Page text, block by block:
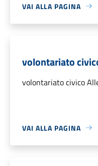
VAI ALLA PAGINA
volontariato
volontariato civico
VAI ALLA PAGINA